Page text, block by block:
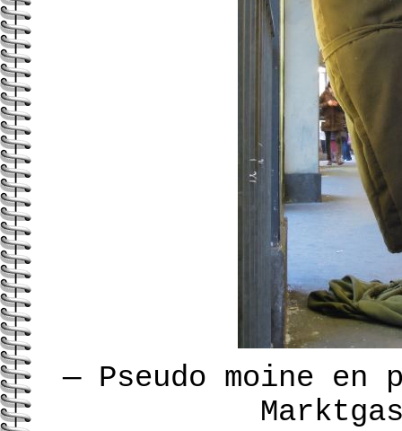
— Pseudo moine